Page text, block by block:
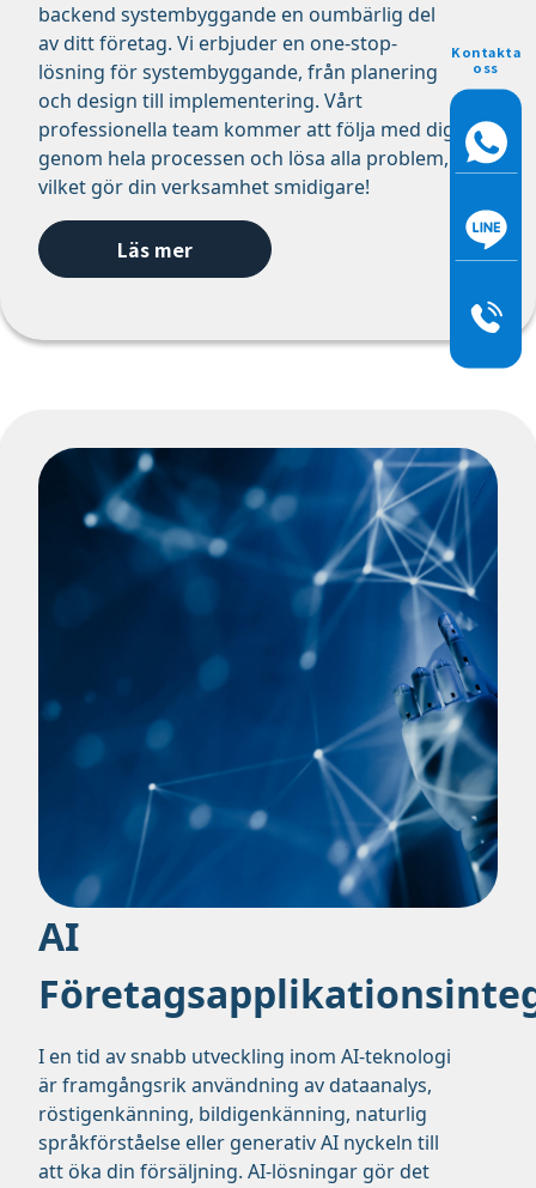
backend systembyggande en oumbärlig del
av ditt företag. Vi erbjuder en one-stop-
lösning för systembyggande, från planering
och design till implementering. Vårt
professionella team kommer att följa med dig
genom hela processen och lösa alla problem,
vilket gör din verksamhet smidigare!
Läs mer
AI
I en tid av snabb utveckling inom AI-teknologi
är framgångsrik användning av dataanalys,
röstigenkänning, bildigenkänning, naturlig
språkförståelse eller generativ AI nyckeln till
att öka din försäljning. AI-lösningar gör det
Kontakta
oss